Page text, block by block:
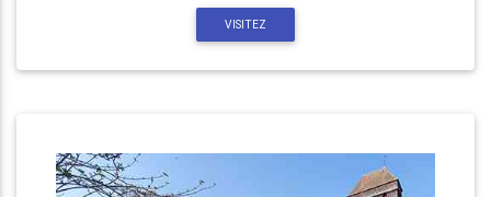
VISITEZ